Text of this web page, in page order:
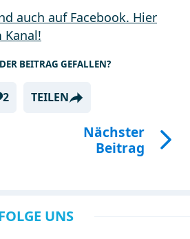
BEITRAG GEFALLEN?
2 TEILEN
Nächster
Beitrag
UNS